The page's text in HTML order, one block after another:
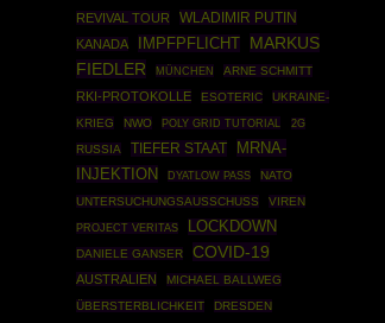
REVIVAL TOUR
WLADIMIR PUTIN
KANADA IMPFPFLICHT MARKUS
FIEDLER
MÜNCHEN ARNE SCHMITT
RKI-PROTOKOLLE ESOTERIC
UKRAINE-
KRIEG
NWO POLY GRID TUTORIAL 2G
RUSSIA TIEFER STAAT
MRNA-
INJEKTION
DYATLOW PASS
NATO
UNTERSUCHUNGSAUSSCHUSS
VIREN
PROJECT VERITAS LOCKDOWN
DANIELE GANSER COVID-19
AUSTRALIEN
MICHAEL BALLWEG
ÜBERSTERBLICHKEIT
DRESDEN